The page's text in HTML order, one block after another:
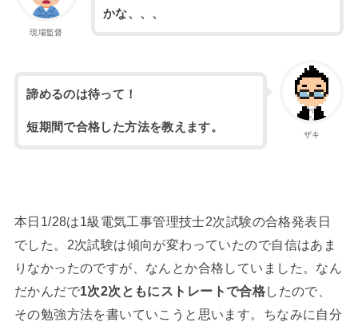
現場監督
かな、、、
ザキ
諦めるのは待って！
短期間で合格した方法を教えます。
本日1/28は1級電気工事管理技士2次試験の合格発表日
でした。2次試験は傾向が変わっていたので自信はあま
りなかったのですが、なんとか合格していました。なん
だかんだで1次2次ともにストレートで合格したので、
その勉強方法を書いていこうと思います。ちなみに自分